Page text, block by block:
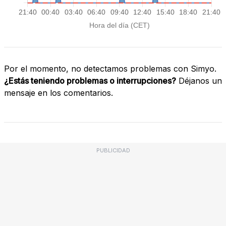
Por el momento, no detectamos problemas con Simyo.
¿Estás teniendo problemas o interrupciones? Déjanos un
mensaje en los comentarios.
PUBLICIDAD